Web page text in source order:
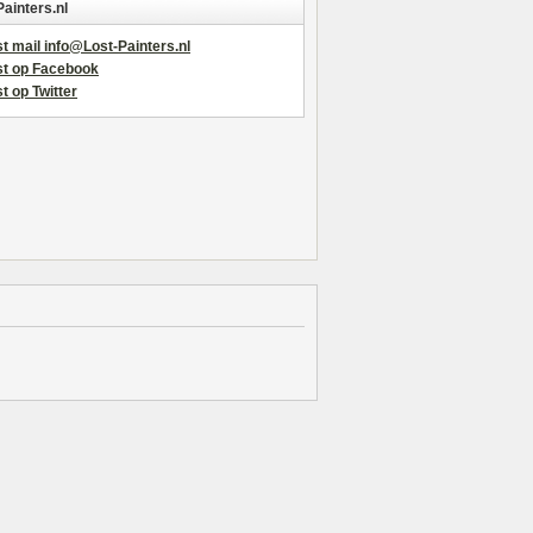
mail info@Lost-Painters.nl
op Facebook
op Twitter